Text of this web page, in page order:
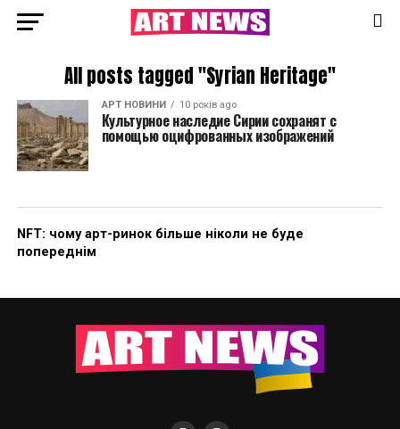
All posts tagged "Syrian Heritage"
АРТ НОВИНИ 10 років ago
Культурное наследие Сирии сохранят с
помощью оцифрованных изображений
NFT: чому арт-ринок більше ніколи не буде
попереднім